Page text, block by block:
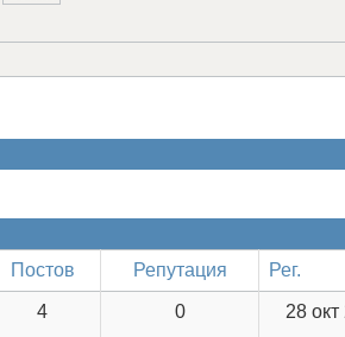
Постов Репутация Рег.
4 0 28